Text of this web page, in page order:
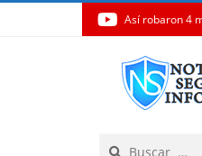
Así robaron 4